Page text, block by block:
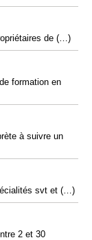
de (…)
formation en
à suivre un
svt et (…)
2 et 30